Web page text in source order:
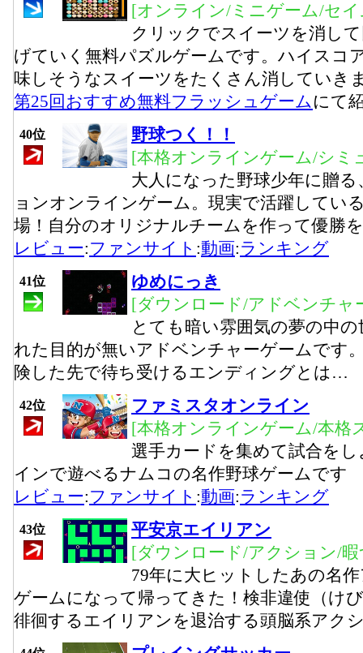
[オンライン/ミニゲーム/セ
クリックでスイーツを消し
げていく無料パズルゲームです。ハイスコ
味しそうなスイーツをたくさん消していき
第25回おすすめ無料フラッシュゲームにて
40位
野球つく！！
[本格オンラインゲーム/シミ
大人になった野球少年に贈
ョンオンラインゲーム。現実で活躍してい
場！自分のオリジナルチームを作って優勝
レビュー:ファンサイト :動画:ランキング
41位
ゆめにっき
[ダウンロード/アドベンチャ
とても暗い雰囲気の夢の中
れた目的が無いアドベンチャーゲームです
険した先で待ち受けるエンディングとは…
42位
ファミスタオンライン
[本格オンラインゲーム/本格
選手カードを集めて試合を
インで遊べるナムコの名作野球ゲームです
レビュー:ファンサイト :動画:ランキング
43位
平安京エイリアン
[ダウンロード/アクション/
79年に大ヒットしたあの名
ゲームになって帰ってきた！検非違使（け
徘徊するエイリアンを退治する頭脳系アク